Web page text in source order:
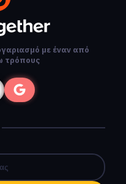
με έναν από
τρόπους